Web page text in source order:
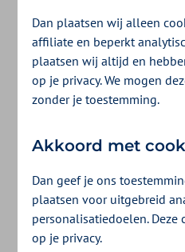
Afspraken
Wil je succesvol
Dan is Afvallen met
een nieuw programma
2026. Het programma
2026.
Dan plaatsen wij alleen
affiliate en beperkt
plaatsen wij altijd en
op je privacy. We mogen
zonder je toestemming.
Akkoord met
Dan geef je ons
plaatsen voor uitgebreid
personalisatiedoelen.
op je privacy.